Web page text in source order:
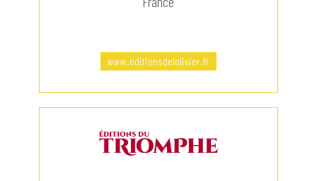
www.editionsdelolivier.fr